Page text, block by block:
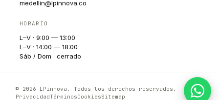
medellin@lpinnova.co
HORARIO
L–V · 9:00 — 13:00
L–V · 14:00 — 18:00
Sáb / Dom · cerrado
© 2026 LPinnova. Todos los derechos reservados.
PrivacidadTérminosCookiesSitemap